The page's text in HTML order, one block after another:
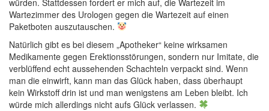
würden. Stattdessen fordert er mich auf, die Wartezeit im
Wartezimmer des Urologen gegen die Wartezeit auf einen
Paketboten auszutauschen.
Natürlich gibt es bei diesem „Apotheker“ keine wirksamen
Medikamente gegen Erektionsstörungen, sondern nur Imitate, die
verblüffend echt aussehenden Schachteln verpackt sind. Wenn
man die einwirft, kann man das Glück haben, dass überhaupt
kein Wirkstoff drin ist und man wenigstens am Leben bleibt. Ich
würde mich allerdings nicht aufs Glück verlassen.